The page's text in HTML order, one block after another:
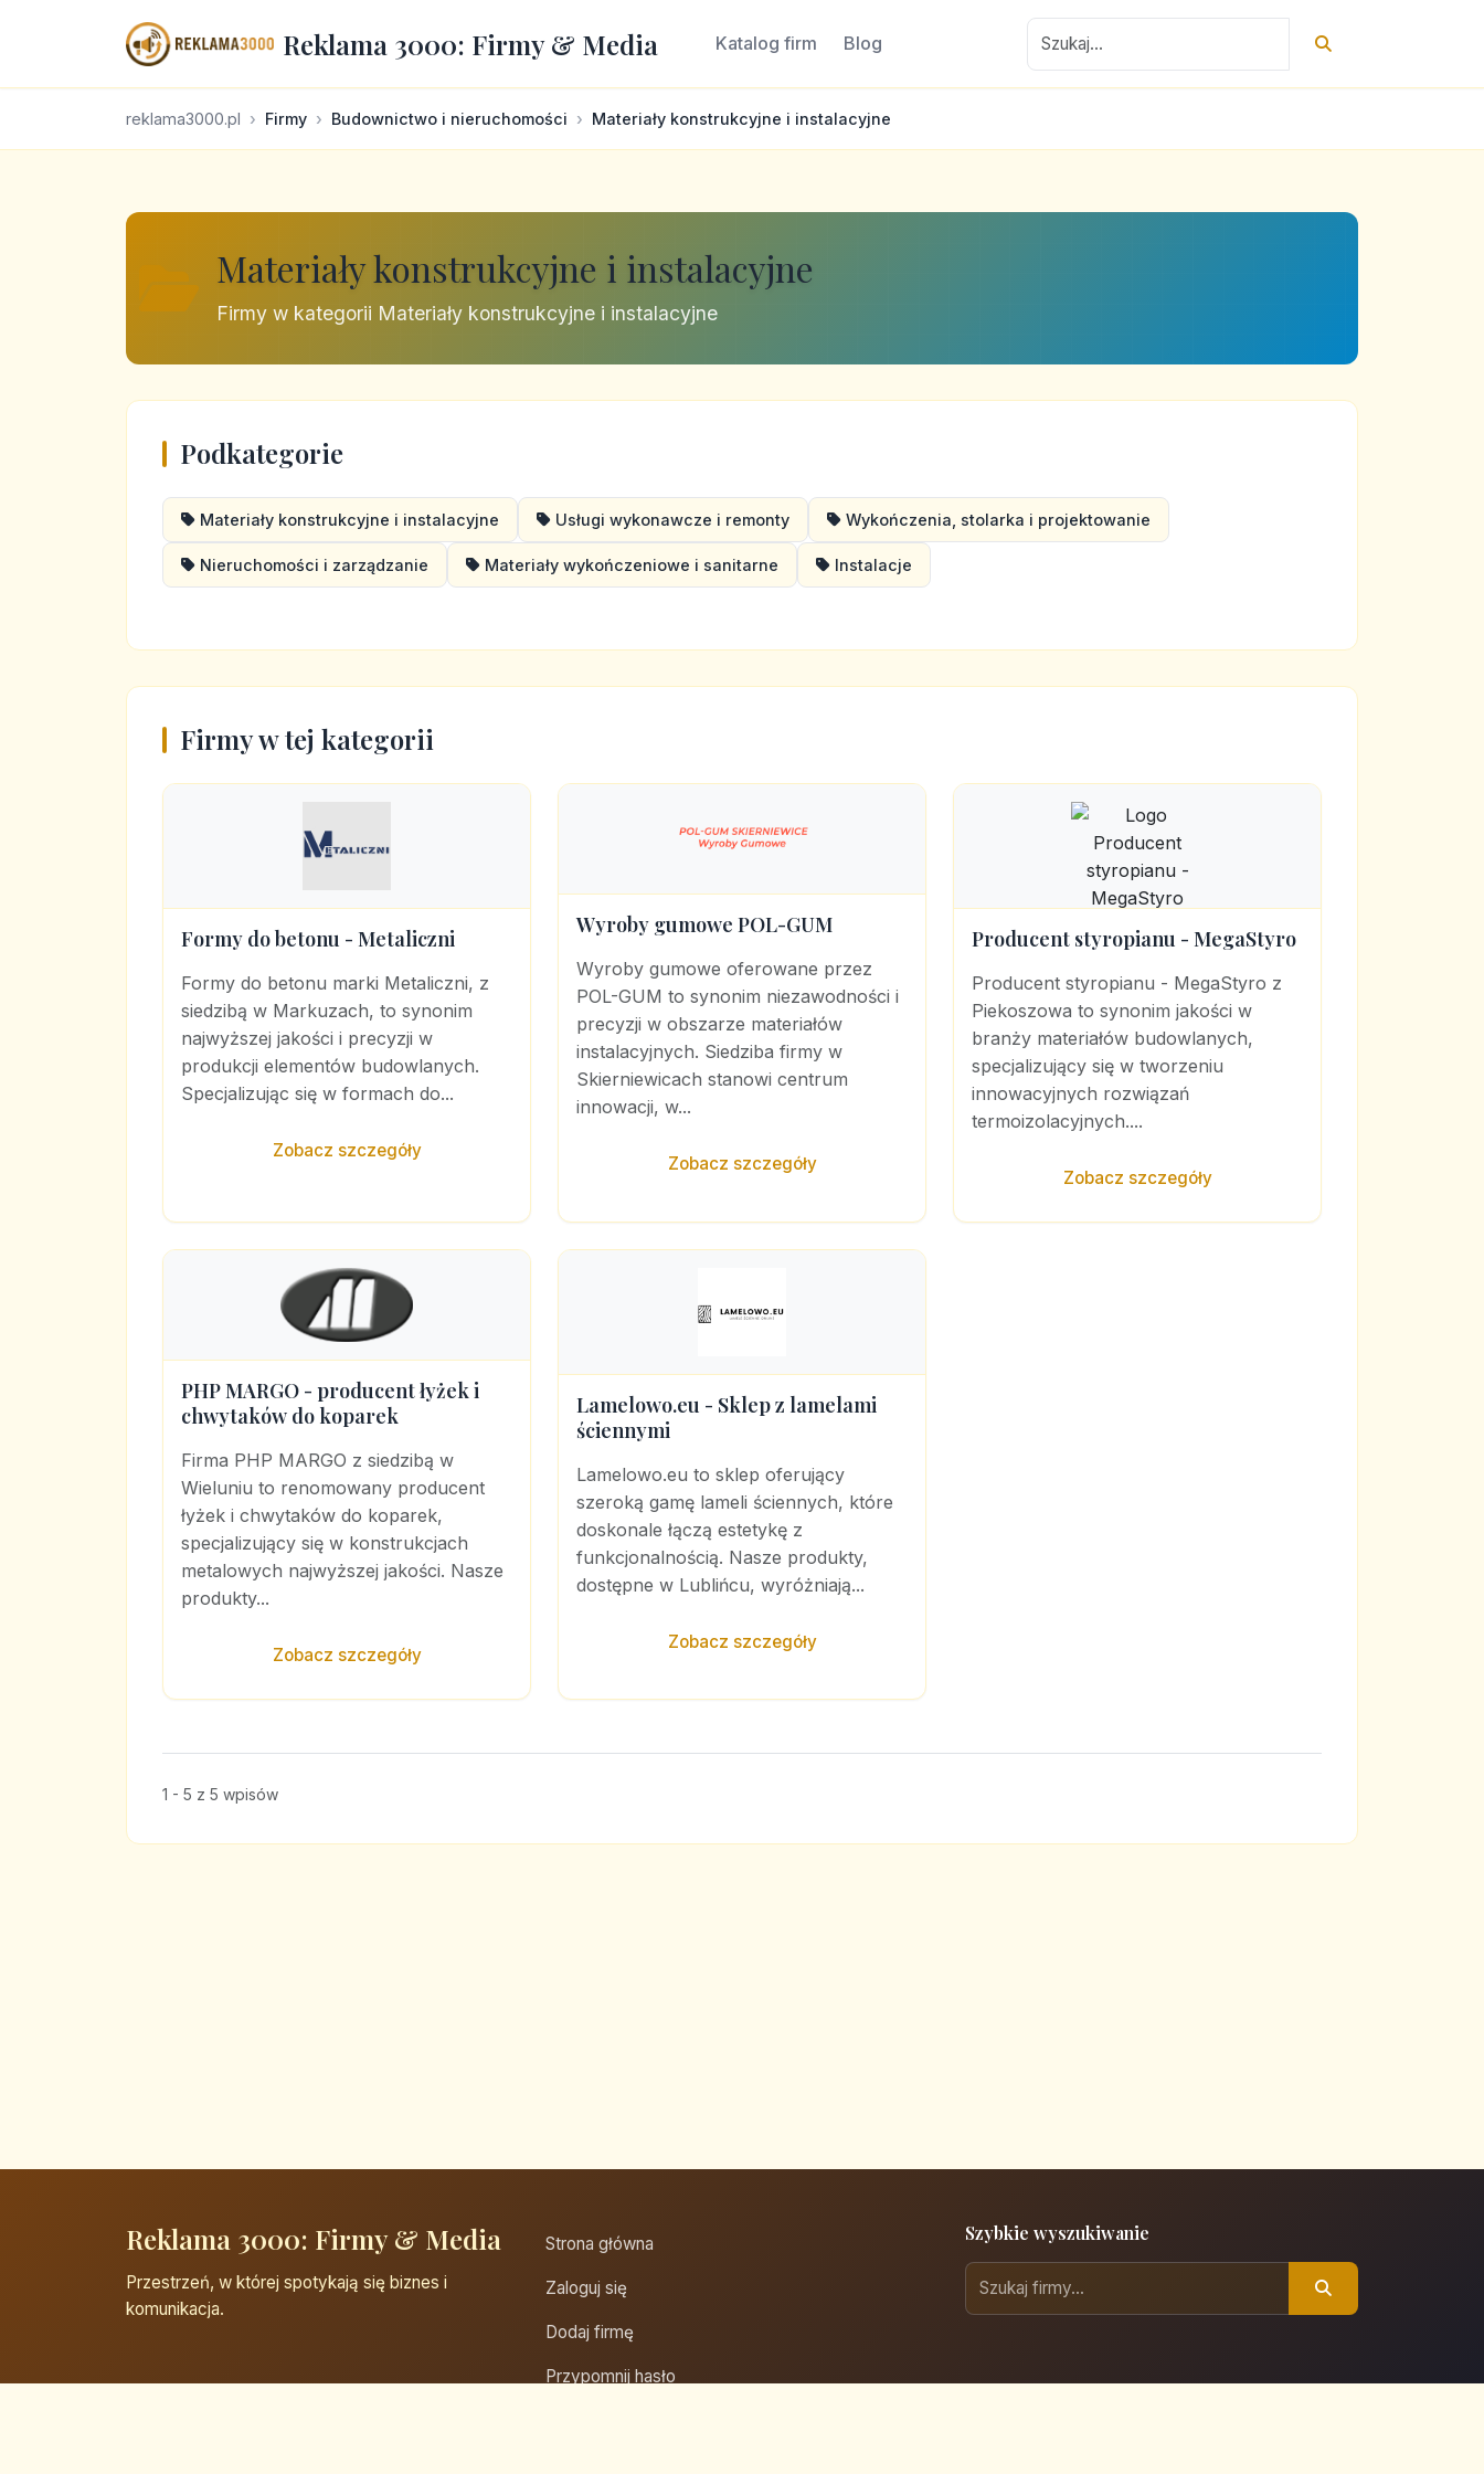
Reklama 3000: Firmy & Media Katalog firm Blog
reklama3000.pl Firmy Budownictwo i nieruchomości Materiały konstrukcyjne i instalacyjne
Materiały konstrukcyjne i instalacyjne
Firmy w kategorii Materiały konstrukcyjne i instalacyjne
Podkategorie
Materiały konstrukcyjne i instalacyjne Usługi wykonawcze i remonty Wykończenia, stolarka i projektowanie
Nieruchomości i zarządzanie Materiały wykończeniowe i sanitarne Instalacje
Firmy w tej kategorii
Formy do betonu - Metaliczni
Formy do betonu marki Metaliczni, z
siedzibą w Markuzach, to synonim
najwyższej jakości i precyzji w
produkcji elementów budowlanych.
Specjalizując się w formach do...
Zobacz szczegóły
Wyroby gumowe POL-GUM
Wyroby gumowe oferowane przez
POL-GUM to synonim niezawodności i
precyzji w obszarze materiałów
instalacyjnych. Siedziba firmy w
Skierniewicach stanowi centrum
innowacji, w...
Zobacz szczegóły
Producent styropianu - MegaStyro
Producent styropianu - MegaStyro z
Piekoszowa to synonim jakości w
branży materiałów budowlanych,
specjalizujący się w tworzeniu
innowacyjnych rozwiązań
termoizolacyjnych....
Zobacz szczegóły
PHP MARGO - producent łyżek i
chwytaków do koparek
Firma PHP MARGO z siedzibą w
Wieluniu to renomowany producent
łyżek i chwytaków do koparek,
specjalizujący się w konstrukcjach
metalowych najwyższej jakości. Nasze
produkty...
Zobacz szczegóły
Lamelowo.eu - Sklep z lamelami
ściennymi
Lamelowo.eu to sklep oferujący
szeroką gamę lameli ściennych, które
doskonale łączą estetykę z
funkcjonalnością. Nasze produkty,
dostępne w Lublińcu, wyróżniają...
Zobacz szczegóły
1 - 5 z 5 wpisów
Reklama 3000: Firmy & Media
Przestrzeń, w której spotykają się biznes i
komunikacja.
Strona główna
Zaloguj się
Dodaj firmę
Przypomnij hasło
Szybkie wyszukiwanie